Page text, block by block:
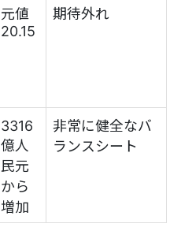
元値
20.15
期待外れ
3316
億人
民元
から
増加
非常に健全なバ
ランスシート